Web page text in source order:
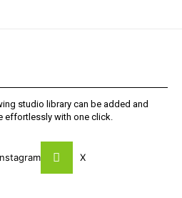
studio library can be added and
effortlessly with one click.
X